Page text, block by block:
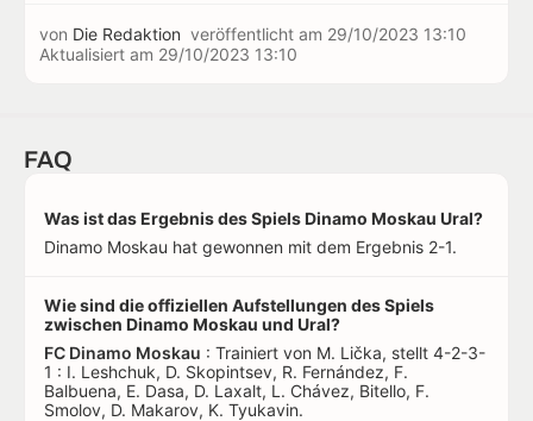
von Die Redaktion veröffentlicht am 29/10/2023 13:10
Aktualisiert am 29/10/2023 13:10
FAQ
Was ist das Ergebnis des Spiels Dinamo Moskau Ural?
Dinamo Moskau hat gewonnen mit dem Ergebnis 2-1.
Wie sind die offiziellen Aufstellungen des Spiels
zwischen Dinamo Moskau und Ural?
FC Dinamo Moskau : Trainiert von M. Lička, stellt 4-2-3-
1 : I. Leshchuk, D. Skopintsev, R. Fernández, F.
Balbuena, E. Dasa, D. Laxalt, L. Chávez, Bitello, F.
Smolov, D. Makarov, K. Tyukavin.